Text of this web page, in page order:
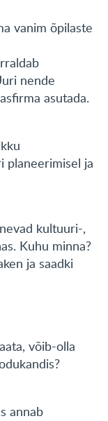
vanim õpilaste
nende
asutada.
planeerimisel ja
kultuuri-,
Kuhu minna?
ja saadki
võib-olla
annab